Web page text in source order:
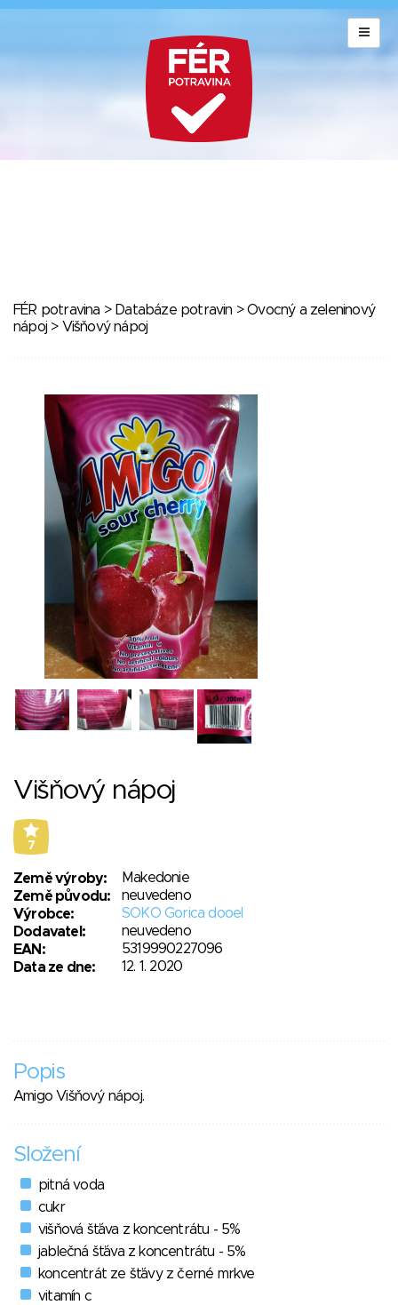
FÉR potravina > Databáze potravin >Ovocný a zeleninový
nápoj > Višňový nápoj
Višňový nápoj
7
Země výroby:
Makedonie
Země původu:
neuvedeno
Výrobce:
SOKO Gorica dooel
Dodavatel:
neuvedeno
EAN:
5319990227096
Data ze dne:
12. 1. 2020
Popis
Amigo Višňový nápoj.
Složení
pitná voda
cukr
višňová šťáva z koncentrátu - 5%
jablečná šťáva z koncentrátu - 5%
koncentrát ze šťávy z černé mrkve
vitamín c